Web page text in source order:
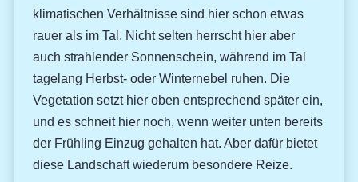
klimatischen Verhältnisse sind hier schon etwas
rauer als im Tal. Nicht selten herrscht hier aber
auch strahlender Sonnenschein, während im Tal
tagelang Herbst- oder Winternebel ruhen. Die
Vegetation setzt hier oben entsprechend später ein,
und es schneit hier noch, wenn weiter unten bereits
der Frühling Einzug gehalten hat. Aber dafür bietet
diese Landschaft wiederum besondere Reize.